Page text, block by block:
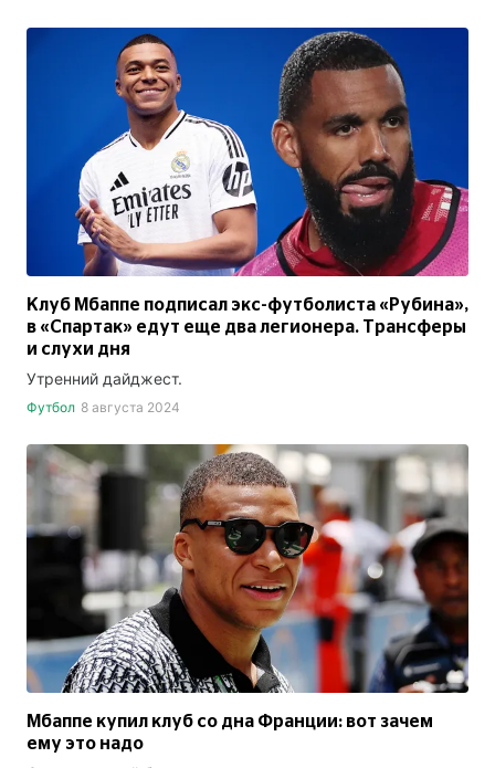
Клуб Мбаппе подписал экс-футболиста «Рубина»,
в «Спартак» едут еще два легионера. Трансферы
и слухи дня
Утренний дайджест.
Футбол 8 августа 2024
Мбаппе купил клуб со дна Франции: вот зачем
ему это надо